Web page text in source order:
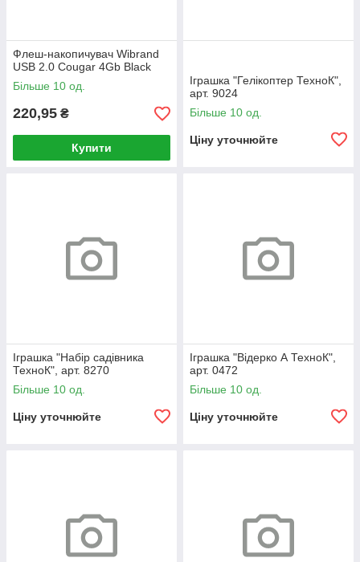
Флеш-накопичувач Wibrand
USB 2.0 Cougar 4Gb Black
Більше 10 од.
220,95 ₴
Купити
Іграшка "Гелікоптер ТехноК",
арт. 9024
Більше 10 од.
Ціну уточнюйте
Іграшка "Набір садівника
ТехноК", арт. 8270
Більше 10 од.
Ціну уточнюйте
Іграшка "Відерко А ТехноК",
арт. 0472
Більше 10 од.
Ціну уточнюйте